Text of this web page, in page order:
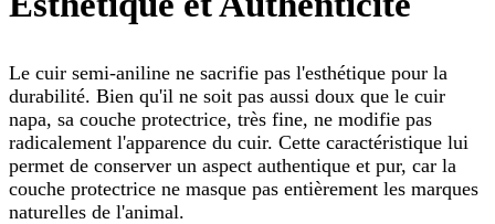
Le cuir semi-aniline ne sacrifie pas l'esthétique pour la
durabilité. Bien qu'il ne soit pas aussi doux que le cuir
napa, sa couche protectrice, très fine, ne modifie pas
radicalement l'apparence du cuir. Cette caractéristique lui
permet de conserver un aspect authentique et pur, car la
couche protectrice ne masque pas entièrement les marques
naturelles de l'animal.